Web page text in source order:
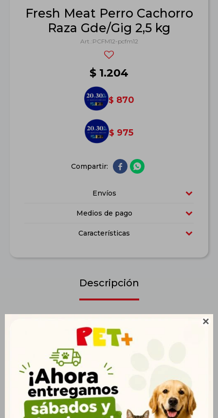

Fresh Meat Perro Cachorro
Raza Gde/Gig 2,5 kg
PCFM12-pcfm12
$ 1.204
$ 870
$ 975
 
Envíos
Medios de pago
Características
Descripción
veterinarios, la línea Natural Fresh Meat Formula utiliza los
conceptos más avanzados en nutrición para perros y gatos.
Naturalmente sabroso y nutritivo, su gran ventaja es el uso de
carne fresca y fuentes especiales de carbohidratos, fibra,
vitaminas y minerales, como frutas y verduras.